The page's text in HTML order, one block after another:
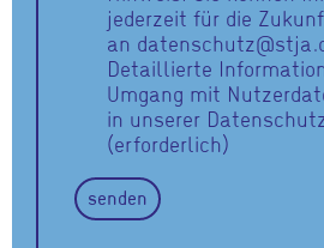
jederzeit für die
an
Detaillierte
Umgang mit
in unserer
(erforderlich)
senden